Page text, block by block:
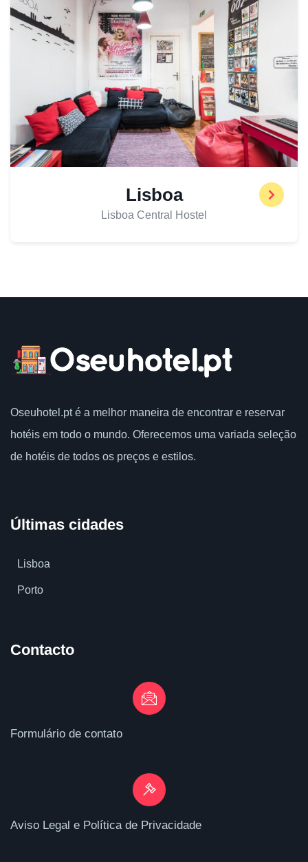
Lisboa
Lisboa Central Hostel
Oseuhotel.pt é a melhor maneira de encontrar e reservar
hotéis em todo o mundo. Oferecemos uma variada seleção
de hotéis de todos os preços e estilos.
Últimas cidades
Lisboa
Porto
Contacto
Formulário de contato
Aviso Legal e Política de Privacidade